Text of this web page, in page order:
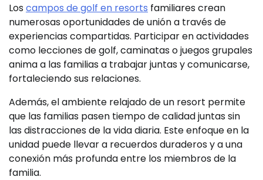
Loscampos de golf en resorts familiares crean
numerosas oportunidades de unión a través de
experiencias compartidas. Participar en actividades
como lecciones de golf, caminatas o juegos grupales
anima a las familias a trabajar juntas y comunicarse,
fortaleciendo sus relaciones.
Además, el ambiente relajado de un resort permite
que las familias pasen tiempo de calidad juntas sin
las distracciones de la vida diaria. Este enfoque en la
unidad puede llevar a recuerdos duraderos y a una
conexión más profunda entre los miembros de la
familia.